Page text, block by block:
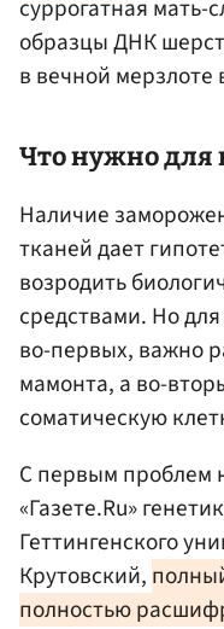
суррогатная мать-
образцы ДНК
в вечной мерзлоте
Что нужно для
Наличие
тканей дает
возродить
средствами. Но
во-первых, важно
мамонта, а во-
соматическую
С первым проблем
«Газете.Ru»
Геттингенского
Крутовский,
полностью